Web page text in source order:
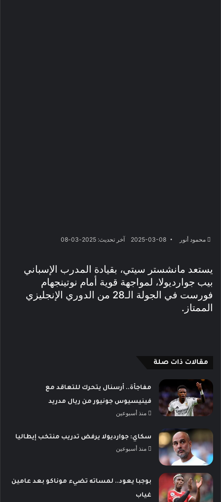
محمود أنور 2025-03-08 آخر تحديث: 2025-03-08
يستعد مانشستر سيتي، بقيادة المدرب الإسباني
بيب جوارديولا، لمواجهة قوية أمام نوتينجهام
فورست في الجولة الـ28 من الدوري الإنجليزي
الممتاز.
مقالات ذات صلة
مفاجأة.. أرسنال يتحرك للتعاقد مع
فينيسيوس جونيور من ريال مدريد
منذ أسبوعين
سكاي: جوارديولا يرفض تدريب منتخب إيطاليا
منذ أسبوعين
بوجبا يعود.. لمساته تضيء موناكو بعد عامين
غياب